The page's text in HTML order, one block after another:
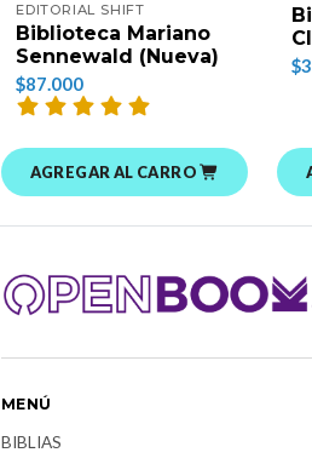
EDITORIAL SHIFT
Biblioteca Mariano
Sennewald (Nueva)
$87.000
AGREGAR AL CARRO
MENÚ
BIBLIAS